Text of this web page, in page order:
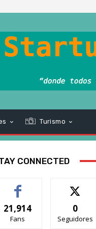
Turismo
CONNECTED
21,914
Fans
0
Seguidores